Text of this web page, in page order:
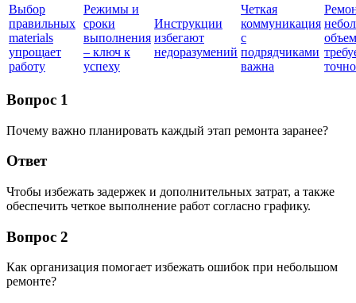
Выбор
правильных
materials
упрощает
работу
Режимы и
сроки
выполнения
– ключ к
успеху
Инструкции
избегают
недоразумений
Четкая
коммуникация
с
подрядчиками
важна
Вопрос 1
Почему важно планировать каждый этап ремонта заранее?
Ответ
Чтобы избежать задержек и дополнительных затрат, а также
обеспечить четкое выполнение работ согласно графику.
Вопрос 2
Как организация помогает избежать ошибок при небольшом
ремонте?